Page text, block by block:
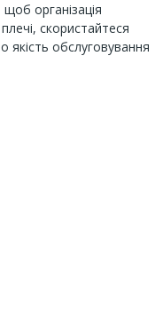
організація
скористайтеся
якість обслуговування